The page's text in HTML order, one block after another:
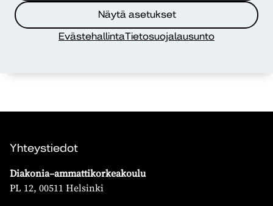
Näytä asetukset
EvästehallintaTietosuojalausunto
Syksyn 2026 mentorointiohjelman
aloitustapaaminen
Etätapahtuma
Yhteystiedot
Diakonia–ammattikorkeakoulu
PL 12, 00511 Helsinki